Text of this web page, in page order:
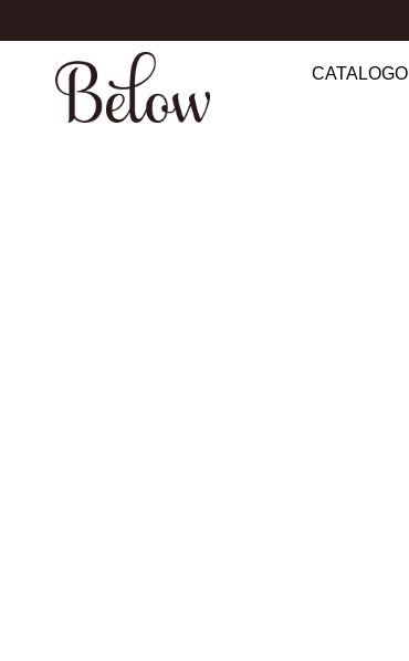
CATALOGO